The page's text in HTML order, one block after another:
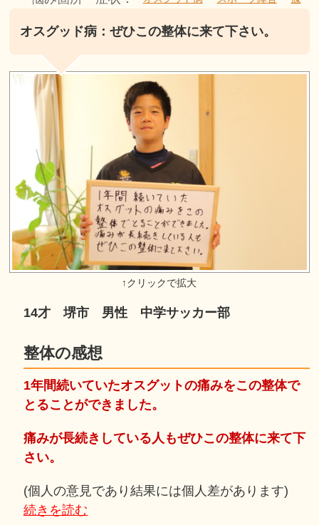
オスグッド病：ぜひこの整体に来て下さい。
14才 堺市 男性 中学サッカー部
整体の感想
1年間続いていたオスグットの痛みをこの整体で
とることができました。
痛みが長続きしている人もぜひこの整体に来て下
さい。
(個人の意見であり結果には個人差があります)
続きを読む